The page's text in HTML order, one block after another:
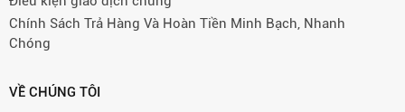
Chính Sách Trả Hàng Và Hoàn Tiền Minh Bạch, Nhanh
Chóng
VỀ CHÚNG TÔI